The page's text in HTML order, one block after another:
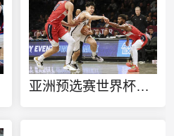
亚洲预选赛世界杯规则